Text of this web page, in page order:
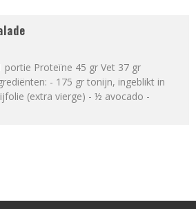
portie Proteïne 45 gr Vet 37 gr
- 175 gr tonijn, ingeblikt in
(extra vierge) - ½ avocado -